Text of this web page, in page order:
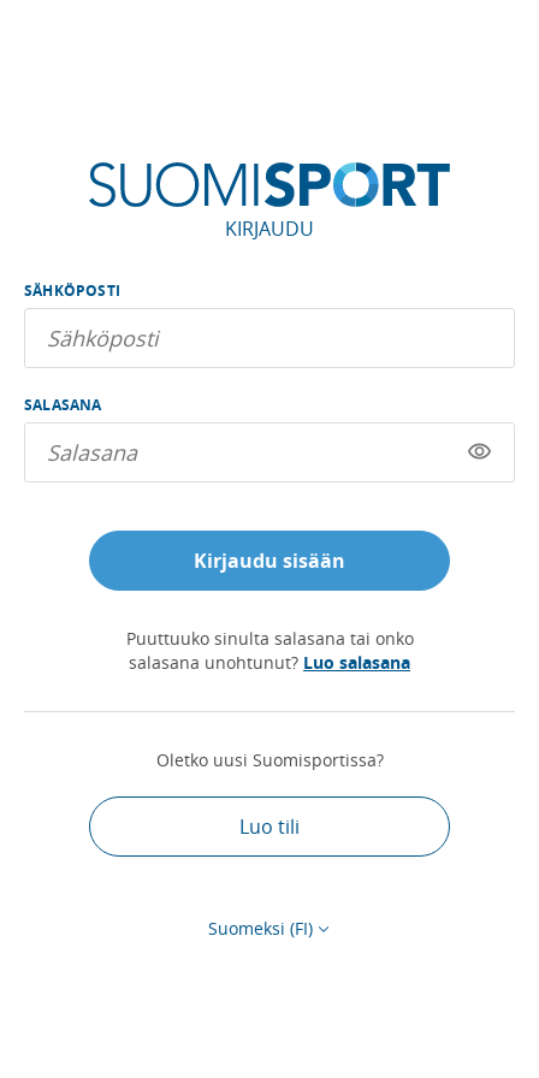
KIRJAUDU
SÄHKÖPOSTI
SALASANA
Kirjaudu sisään
Puuttuuko sinulta salasana tai onko
salasana unohtunut? Luo salasana
Oletko uusi Suomisportissa?
Luo tili
Suomeksi (FI)